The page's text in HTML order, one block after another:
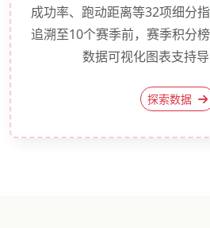
成功率、跑动距离等32项细分
追溯至10个赛季前，赛季积分
数据可视化图表支持导
探索数据